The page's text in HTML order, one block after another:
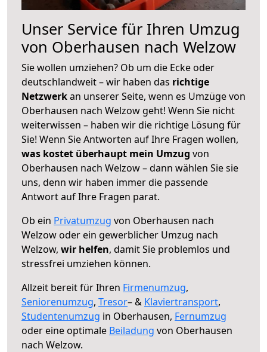
Unser Service für Ihren Umzug
von Oberhausen nach Welzow
Sie wollen umziehen? Ob um die Ecke oder
deutschlandweit – wir haben das richtige
Netzwerkan unserer Seite, wenn es Umzüge von
Oberhausen nach Welzow geht! Wenn Sie nicht
weiterwissen – haben wir die richtige Lösung für
Sie! Wenn Sie Antworten auf Ihre Fragen wollen,
was kostet überhaupt mein Umzug von
Oberhausen nach Welzow – dann wählen Sie sie
uns, denn wir haben immer die passende
Antwort auf Ihre Fragen parat.
Ob ein Privatumzug von Oberhausen nach
Welzow oder ein gewerblicher Umzug nach
Welzow, wir helfen, damit Sie problemlos und
stressfrei umziehen können.
Allzeit bereit für Ihren Firmenumzug,
Seniorenumzug, Tresor– & Klaviertransport,
Studentenumzug in Oberhausen, Fernumzug
oder eine optimale Beiladung von Oberhausen
nach Welzow.